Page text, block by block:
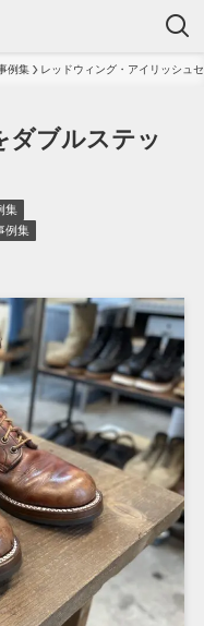
例集 レッドウィング・アイリッシュ
ダブルステッ
集
例集